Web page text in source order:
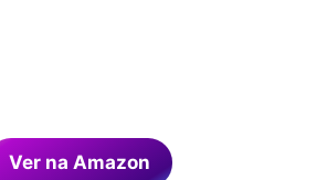
Ver na Amazon